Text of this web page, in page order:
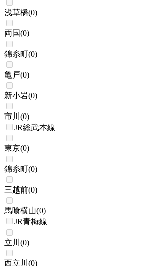
浅草橋(0)
両国(0)
錦糸町(0)
亀戸(0)
新小岩(0)
市川 (0)
JR総武本線
東京(0)
錦糸町(0)
三越前(0)
馬喰横山(0)
JR青梅線
立川 (0)
西立川 (0)